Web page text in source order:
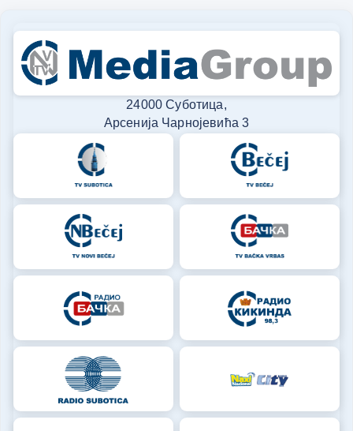
24000 Суботица,
Арсенија Чарнојевића 3